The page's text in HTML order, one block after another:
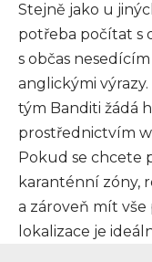
Stejně jako u
potřeba počítat s
s občas
anglickými
tým Banditi žádá
prostřednictvím
Pokud se chcete
karanténní zóny,
a zároveň mít
lokalizace je